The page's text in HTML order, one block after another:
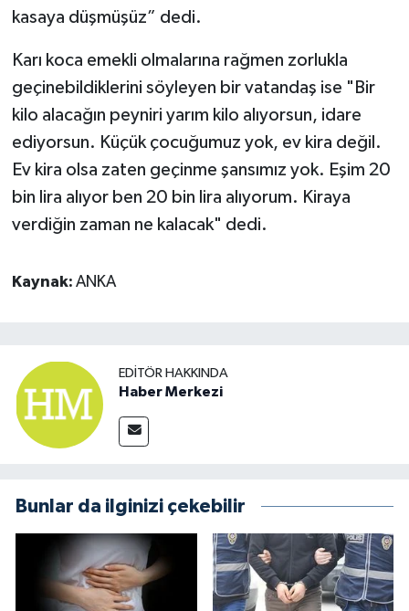
kasaya düşmüşüz” dedi.
Karı koca emekli olmalarına rağmen zorlukla
geçinebildiklerini söyleyen bir vatandaş ise "Bir
kilo alacağın peyniri yarım kilo alıyorsun, idare
ediyorsun. Küçük çocuğumuz yok, ev kira değil.
Ev kira olsa zaten geçinme şansımız yok. Eşim 20
bin lira alıyor ben 20 bin lira alıyorum. Kiraya
verdiğin zaman ne kalacak" dedi.
Kaynak: ANKA
EDITÖR HAKKINDA
Haber Merkezi
Bunlar da ilginizi çekebilir